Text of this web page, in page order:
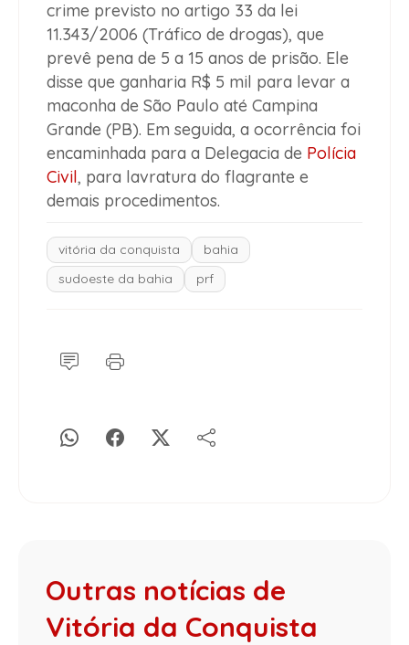
crime previsto no artigo 33 da lei
11.343/2006 (Tráfico de drogas), que
prevê pena de 5 a 15 anos de prisão. Ele
disse que ganharia R$ 5 mil para levar a
maconha de São Paulo até Campina
Grande (PB). Em seguida, a ocorrência foi
encaminhada para a Delegacia de Polícia
Civil, para lavratura do flagrante e
demais procedimentos.
vitória da conquista
bahia
sudoeste da bahia
prf
Outras notícias de
Vitória da Conquista